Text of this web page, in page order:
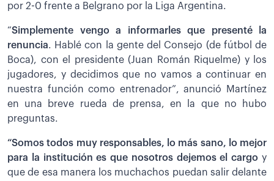
por 2-0 frente a Belgrano por la Liga Argentina.
“Simplemente vengo a informarles que presenté la
renuncia. Hablé con la gente del Consejo (de fútbol de
Boca), con el presidente (Juan Román Riquelme) y los
jugadores, y decidimos que no vamos a continuar en
nuestra función como entrenador”, anunció Martínez
en una breve rueda de prensa, en la que no hubo
preguntas.
“Somos todos muy responsables, lo más sano, lo mejor
para la institución es que nosotros dejemos el cargo y
que de esa manera los muchachos puedan salir delante